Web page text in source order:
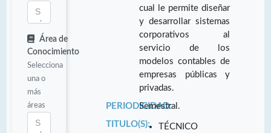
Área de
Conocimiento
Selecciona
una o
más
áreas
cual le permite diseñar
y desarrollar sistemas
corporativos al
servicio de los
modelos contables de
empresas públicas y
privadas.
PERIODICIDAD:
Semestral.
TITULO(S):
TÉCNICO